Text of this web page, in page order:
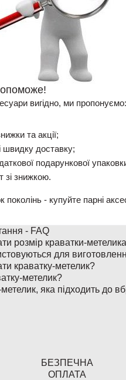
вигідно, ми пропонуємо:
та акції;
швидку доставку;
подарункової
зі знижкою.
поколінь - купуйте парні
- FAQ
розмір краватки-
для
краватку-метелик?
метелик?
яка підходить до
БЕЗПЕЧНА
ОПЛАТА